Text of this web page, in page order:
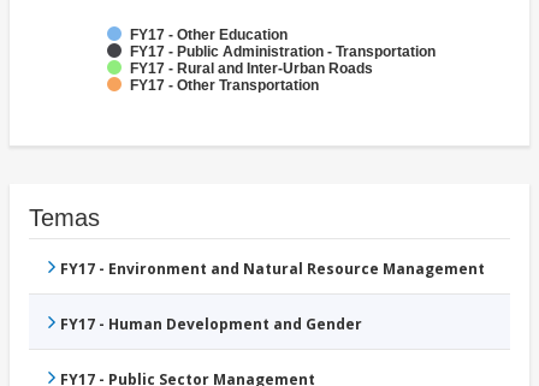
FY17 - Other Education
FY17 - Public Administration - Transportation
FY17 - Rural and Inter-Urban Roads
FY17 - Other Transportation
Temas
FY17 - Environment and Natural Resource Management
FY17 - Human Development and Gender
FY17 - Public Sector Management